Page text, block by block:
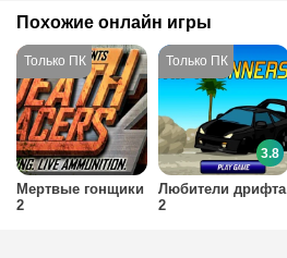
Похожие онлайн игры
Мертвые гонщики
2
Любители дрифта
2
3.8